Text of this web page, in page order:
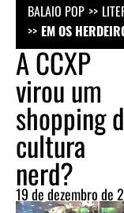
BALAIO POP
EM OS
A CCXP
virou um
shopping
cultura
nerd?
19 de dezembro de